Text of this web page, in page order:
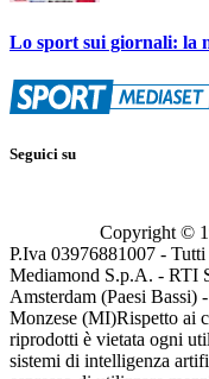
Lo sport sui giornali: la
Seguici su
Copyright ©
P.Iva 03976881007 -
Mediamond S.p.A. - RTI
Amsterdam (Paesi
Monzese (MI)Rispetto ai
riprodotti è vietata ogni
sistemi di intelligenza